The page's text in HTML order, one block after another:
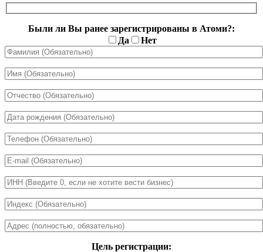
Были ли Вы ранее зарегистрированы в Атоми?:
Да
Нет
Цель регистрации: